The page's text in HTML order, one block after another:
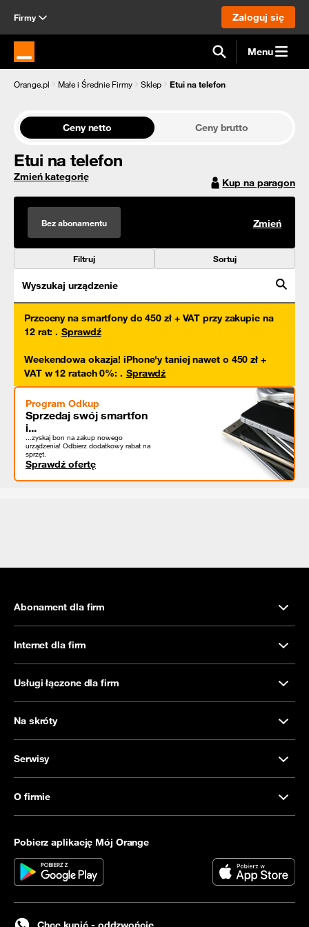
Firmy Zaloguj się
Strona główna Orange.pl Menu
Orange.pl Małe i Średnie Firmy Sklep Etui na telefon
Ceny netto Ceny brutto
Etui na telefon
Zmień kategorię Kup na paragon
Bez abonamentu Zmień
Filtruj Sortuj
Wyszukaj urządzenie
Przeceny na smartfony do 450 zł + VAT przy zakupie na
12 rat: . Sprawdź
Weekendowa okazja! iPhone'y taniej nawet o 450 zł +
VAT w 12 ratach 0%: . Sprawdź
Program Odkup
Sprzedaj swój smartfon
i...
...zyskaj bon na zakup nowego
urządzenia! Odbierz dodatkowy rabat na
sprzęt.
Sprawdź ofertę
Abonament dla firm
Internet dla firm
Usługi łączone dla firm
Na skróty
Serwisy
O firmie
Pobierz aplikację Mój Orange